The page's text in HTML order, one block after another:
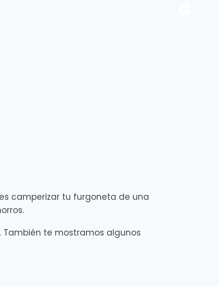
camperizar tu furgoneta de una
te mostramos algunos